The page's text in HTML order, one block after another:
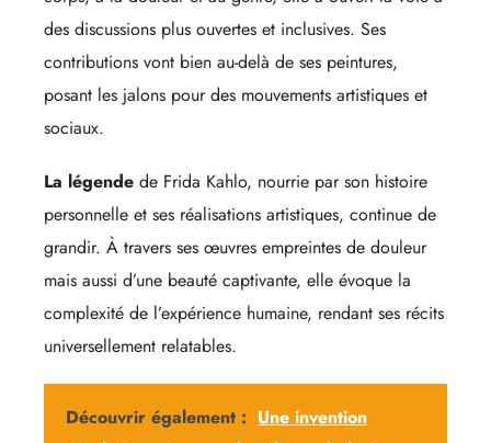
des discussions plus ouvertes et inclusives. Ses
contributions vont bien au-delà de ses peintures,
posant les jalons pour des mouvements artistiques et
sociaux.
La légende de Frida Kahlo, nourrie par son histoire
personnelle et ses réalisations artistiques, continue de
grandir. À travers ses œuvres empreintes de douleur
mais aussi d’une beauté captivante, elle évoque la
complexité de l’expérience humaine, rendant ses récits
universellement relatables.
Découvrir également : Une invention